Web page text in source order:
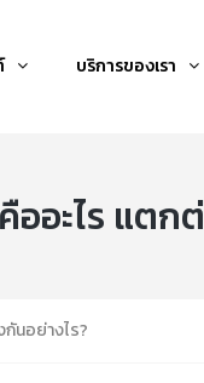
บริการของเรา
ออะไร แต
กันอย่างไร?